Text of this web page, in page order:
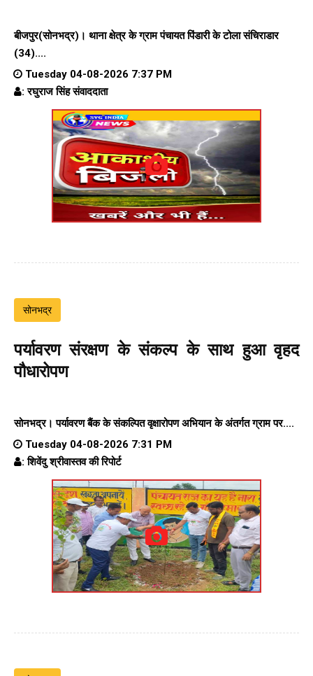
बीजपुर(सोनभद्र)। थाना क्षेत्र के ग्राम पंचायत पिंडारी के टोला संचिराडार
(34)....
Tuesday 04-08-2026 7:37 PM
: रघुराज सिंह संवाददाता
सोनभद्र
पर्यावरण संरक्षण के संकल्प के साथ हुआ वृहद
पौधारोपण
सोनभद्र। पर्यावरण बैंक के संकल्पित वृक्षारोपण अभियान के अंतर्गत ग्राम पर....
Tuesday 04-08-2026 7:31 PM
: शिवेंदु श्रीवास्तव की रिपोर्ट